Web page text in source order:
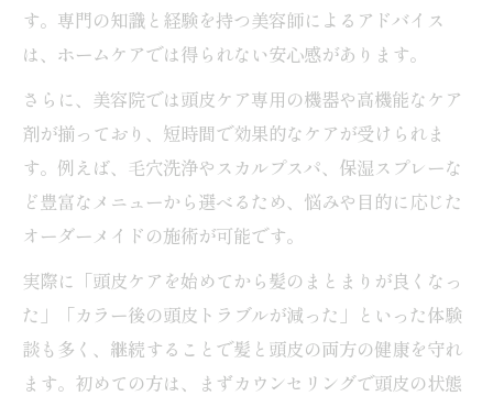
す。専門の知識と経験を持つ美容師によるアドバイス
は、ホームケアでは得られない安心感があります。
さらに、美容院では頭皮ケア専用の機器や高機能なケア
剤が揃っており、短時間で効果的なケアが受けられま
す。例えば、毛穴洗浄やスカルプスパ、保湿スプレーな
ど豊富なメニューから選べるため、悩みや目的に応じた
オーダーメイドの施術が可能です。
実際に「頭皮ケアを始めてから髪のまとまりが良くなっ
た」「カラー後の頭皮トラブルが減った」といった体験
談も多く、継続することで髪と頭皮の両方の健康を守れ
ます。初めての方は、まずカウンセリングで頭皮の状態